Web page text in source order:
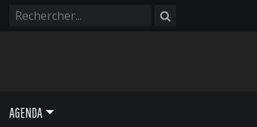
AGENDA